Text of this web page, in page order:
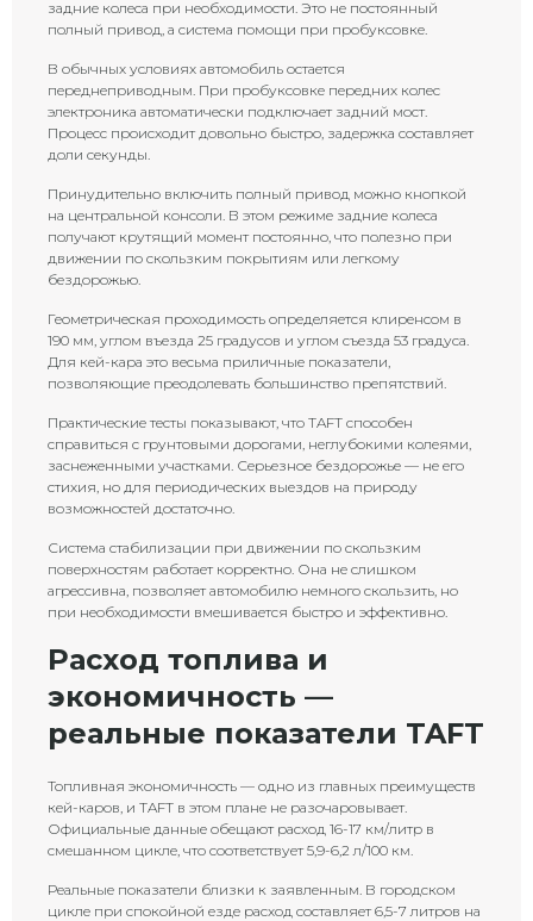
задние колеса при необходимости. Это не постоянный
полный привод, а система помощи при пробуксовке.
В обычных условиях автомобиль остается
переднеприводным. При пробуксовке передних колес
электроника автоматически подключает задний мост.
Процесс происходит довольно быстро, задержка составляет
доли секунды.
Принудительно включить полный привод можно кнопкой
на центральной консоли. В этом режиме задние колеса
получают крутящий момент постоянно, что полезно при
движении по скользким покрытиям или легкому
бездорожью.
Геометрическая проходимость определяется клиренсом в
190 мм, углом въезда 25 градусов и углом съезда 53 градуса.
Для кей-кара это весьма приличные показатели,
позволяющие преодолевать большинство препятствий.
Практические тесты показывают, что TAFT способен
справиться с грунтовыми дорогами, неглубокими колеями,
заснеженными участками. Серьезное бездорожье — не его
стихия, но для периодических выездов на природу
возможностей достаточно.
Система стабилизации при движении по скользким
поверхностям работает корректно. Она не слишком
агрессивна, позволяет автомобилю немного скользить, но
при необходимости вмешивается быстро и эффективно.
Расход топлива и
экономичность —
реальные показатели TAFT
Топливная экономичность — одно из главных преимуществ
кей-каров, и TAFT в этом плане не разочаровывает.
Официальные данные обещают расход 16-17 км/литр в
смешанном цикле, что соответствует 5,9-6,2 л/100 км.
Реальные показатели близки к заявленным. В городском
цикле при спокойной езде расход составляет 6,5-7 литров на